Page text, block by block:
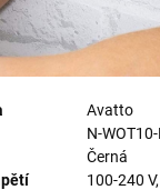
Avatto
N-WOT10-
Černá
100-240